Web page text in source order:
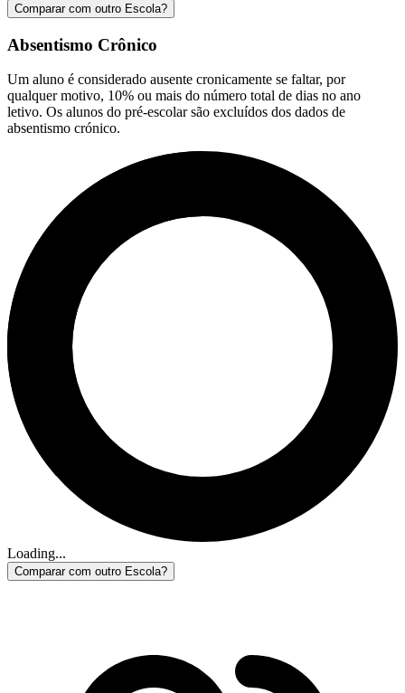
Comparar com outro Escola?
Absentismo Crônico
Um aluno é considerado ausente cronicamente se faltar, por
qualquer motivo, 10% ou mais do número total de dias no ano
letivo. Os alunos do pré-escolar são excluídos dos dados de
absentismo crónico.
Loading...
Comparar com outro Escola?